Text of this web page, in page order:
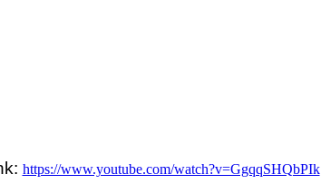
https://www.youtube.com/watch?v=GgqqSHQbPIk